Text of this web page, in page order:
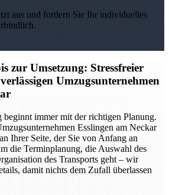
aus und fordern Sie Ihr individuelles
zur Umsetzung: Stressfreier
Umzugsunternehmen
immer mit der richtigen Planung.
Esslingen am Neckar
Ihrer Seite, der Sie von Anfang an
die Terminplanung, die Auswahl des
des Transports geht – wir
damit nichts dem Zufall überlassen